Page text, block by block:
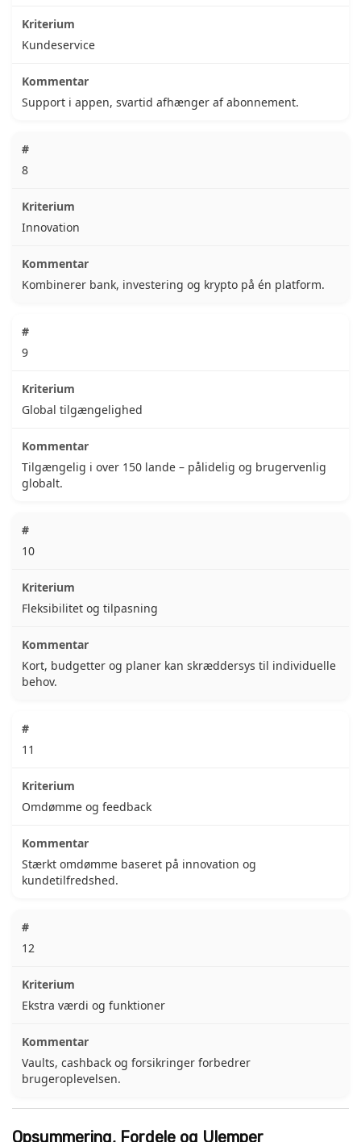
Kundeservice
Support i appen, svartid afhænger af abonnement.
8
Innovation
Kombinerer bank, investering og krypto på én platform.
9
Global tilgængelighed
Tilgængelig i over 150 lande – pålidelig og brugervenlig
globalt.
10
Fleksibilitet og tilpasning
Kort, budgetter og planer kan skræddersys til individuelle
behov.
11
Omdømme og feedback
Stærkt omdømme baseret på innovation og
kundetilfredshed.
12
Ekstra værdi og funktioner
Vaults, cashback og forsikringer forbedrer
brugeroplevelsen.
Opsummering, Fordele og Ulemper